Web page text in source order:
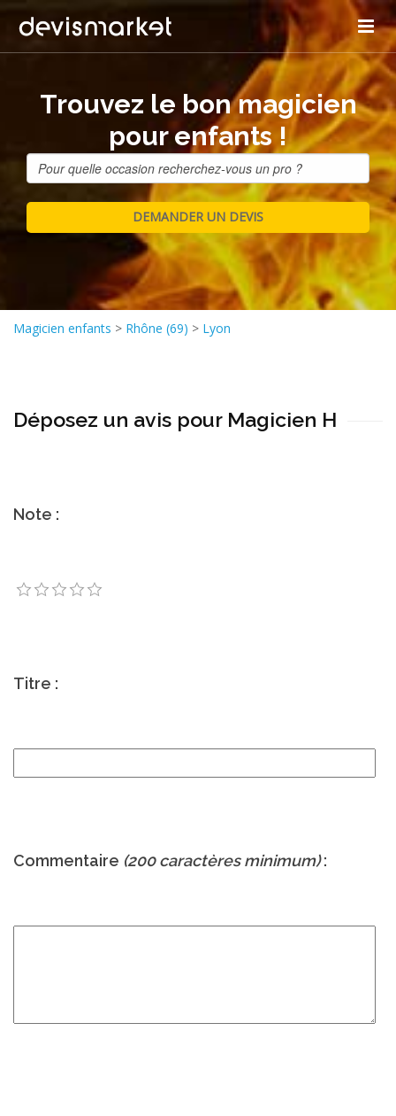
Trouvez le bon magicien
pour enfants !
Magicien enfants > Rhône (69) > Lyon
Déposez un avis pour Magicien H
Note :
Titre :
Commentaire (200 caractères minimum):